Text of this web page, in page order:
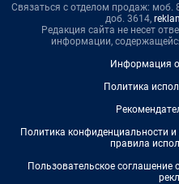
Связаться с отделом продаж: моб.
доб. 3614,
Редакция сайта не несет
информации,
Информация
Политика
Политика конфиденциальности
правила
Пользовательское соглашение